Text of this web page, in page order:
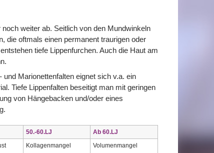
weiter ab. Seitlich von den Mundwinkeln
die oftmals einen permanent traurigen oder
tiefe Lippenfurchen. Auch die Haut am
Marionettenfalten eignet sich v.a. ein
Tiefe Lippenfalten beseitigt man mit geringen
von Hängebacken und/oder eines
50.-60.LJ
Ab 60.LJ
Kollagenmangel Volumenmangel